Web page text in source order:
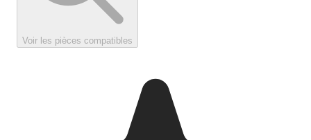
Voir les pièces compatibles